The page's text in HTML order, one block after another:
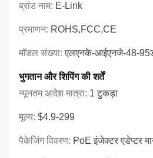
ब्रांड नाम: E-Link
प्रमाणन: ROHS,FCC,CE
मॉडल संख्या:एलएनके-आईएनजे-48-
भुगतान और शिपिंग की शर्तें
न्यूनतम आदेश मात्रा: 1 टुकड़ा
मूल्य: $4.9-299
पैकेजिंग विवरण: PoE इंजेक्टर एडेप्टर